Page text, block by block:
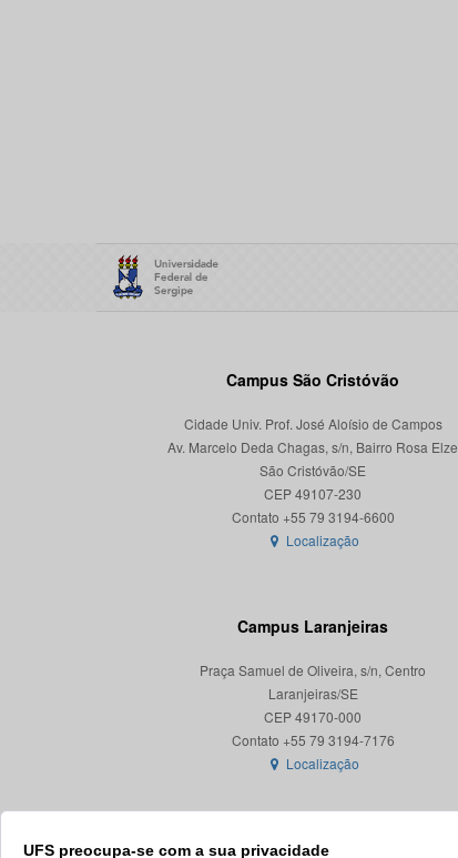
UFS preocupa-se com a sua privacidade
Campus São Cristóvão
Cidade Univ. Prof. José Aloísio de Campos
Av. Marcelo Deda Chagas, s/n, Bairro Rosa Elze
São Cristóvão/SE
CEP 49107-230
Localização
Campus Laranjeiras
Praça Samuel de Oliveira, s/n, Centro
Laranjeiras/SE
CEP 49170-000
Localização